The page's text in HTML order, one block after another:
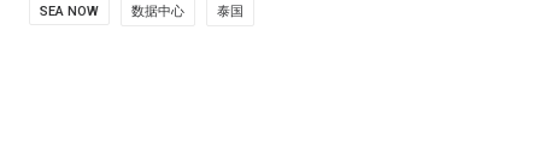
SEA NOW 数据中心 泰国